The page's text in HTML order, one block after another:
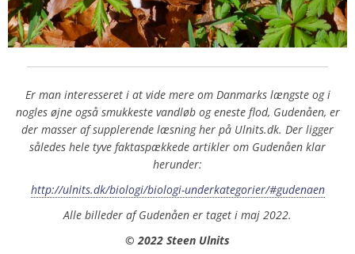
Er man interesseret i at vide mere om Danmarks længste og i
nogles øjne også smukkeste vandløb og eneste flod, Gudenåen, er
der masser af supplerende læsning her på Ulnits.dk. Der ligger
således hele tyve faktaspækkede artikler om Gudenåen klar
herunder:
http://ulnits.dk/biologi/biologi-underkategorier/#gudenaen
Alle billeder af Gudenåen er taget i maj 2022.
© 2022 Steen Ulnits